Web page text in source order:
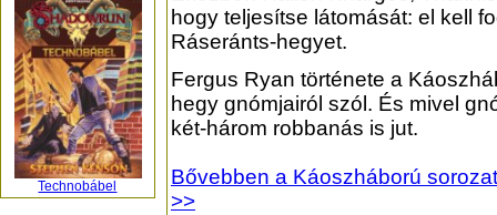
Technobábel
hogy teljesítse látomását: el kell
Ráseránts-hegyet.
Fergus Ryan története a
hegy gnómjairól szól. És mivel
két-három robbanás is jut.
Bővebben a Káoszháború
>>